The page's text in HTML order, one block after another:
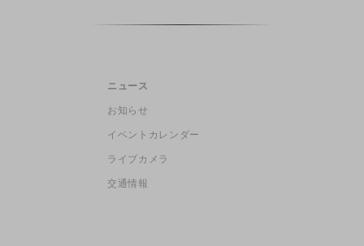
ニュース
お知らせ
イベントカレンダー
ライブカメラ
交通情報